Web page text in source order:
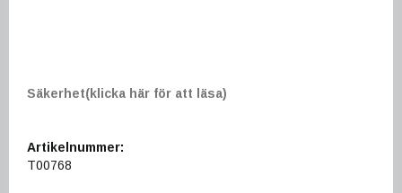
Säkerhet(klicka här för att läsa)
Artikelnummer:
T00768